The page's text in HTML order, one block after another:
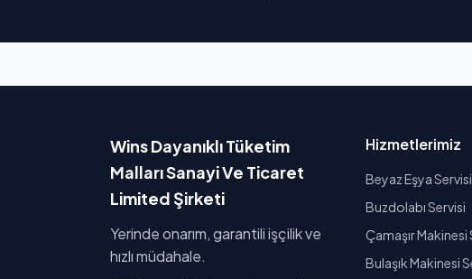
Wins Dayanıklı Tüketim
Malları Sanayi Ve Ticaret
Limited Şirketi
Yerinde onarım, garantili işçilik ve
hızlı müdahale.
Hizmetlerimiz
Beyaz Eşya Servisi
Buzdolabı Servisi
Çamaşır Makinesi
Bulaşık Makinesi